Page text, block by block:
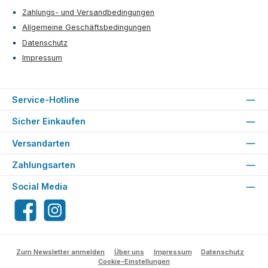
Zahlungs- und Versandbedingungen
Allgemeine Geschäftsbedingungen
Datenschutz
Impressum
Service-Hotline
Sicher Einkaufen
Versandarten
Zahlungsarten
Social Media
FacebookInstagram
Zum Newsletter anmelden Über uns Impressum
Datenschutz
Cookie-Einstellungen